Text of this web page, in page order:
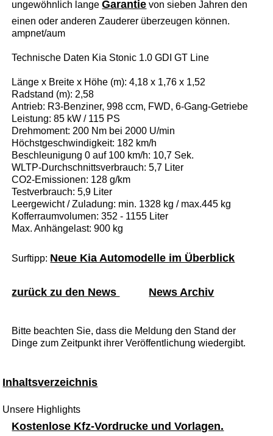
ungewöhnlich langeGarantie von sieben Jahren den
einen oder anderen Zauderer überzeugen können.
ampnet/aum
Technische Daten Kia Stonic 1.0 GDI GT Line
Länge x Breite x Höhe (m): 4,18 x 1,76 x 1,52
Radstand (m): 2,58
Antrieb: R3-Benziner, 998 ccm, FWD, 6-Gang-Getriebe
Leistung: 85 kW / 115 PS
Drehmoment: 200 Nm bei 2000 U/min
Höchstgeschwindigkeit: 182 km/h
Beschleunigung 0 auf 100 km/h: 10,7 Sek.
WLTP-Durchschnittsverbrauch: 5,7 Liter
CO2-Emissionen: 128 g/km
Testverbrauch: 5,9 Liter
Leergewicht / Zuladung: min. 1328 kg / max.445 kg
Kofferraumvolumen: 352 - 1155 Liter
Max. Anhängelast: 900 kg
Surftipp: Neue Kia Automodelle im Überblick
zurück zu den News News Archiv
Bitte beachten Sie, dass die Meldung den Stand der
Dinge zum Zeitpunkt ihrer Veröffentlichung wiedergibt.
Inhaltsverzeichnis
Unsere Highlights
Kostenlose Kfz-Vordrucke und Vorlagen.